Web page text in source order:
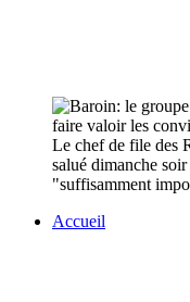
Le chef de file des
salué dimanche
"suffisamment
Accueil